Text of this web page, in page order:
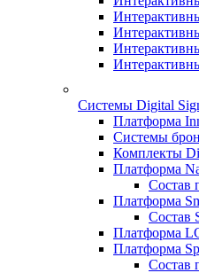
Системы Digital
Платформа
Системы
Комплекты
Платформа
Состав
Платформа
Состав
Платформа
Платформа
Состав